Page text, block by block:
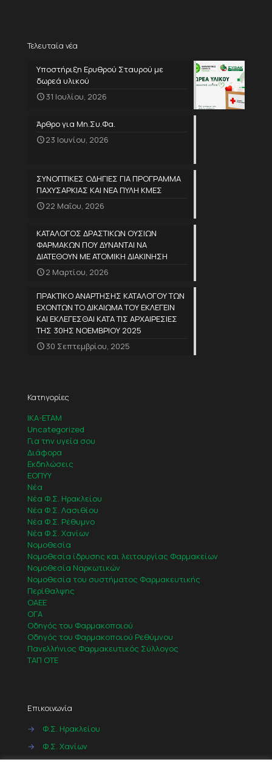
Τελευταία νέα
Υποστήριξη Ερυθρού Σταυρού με
δωρεά υλικού
31 Ιουλίου, 2026
Άρθρο για Μη.Συ.Φα.
23 Ιουνίου, 2026
ΣΥΝΟΠΤΙΚΕΣ ΟΔΗΓΙΕΣ ΓΙΑ ΠΡΟΓΡΑΜΜΑ
ΠΑΧΥΣΑΡΚΙΑΣ ΚΑΙ ΝΕΑ ΠΥΛΗ ΚΜΕΣ
22 Μαΐου, 2026
ΚΑΤΑΛΟΓΟΣ ΔΡΑΣΤΙΚΩΝ ΟΥΣΙΩΝ
ΦΑΡΜΑΚΩΝ ΠΟΥ ΔΥΝΑΝΤΑΙ ΝΑ
ΔΙΑΤΕΘΟΥΝ ΜΕ ΑΤΟΜΙΚΗ ΔΙΑΚΙΝΗΣΗ
2 Μαρτίου, 2026
ΠΡΑΚΤΙΚΟ ΑΝΑΡΤΗΣΗΣ ΚΑΤΑΛΟΓΟΥ ΤΩΝ
ΕΧΟΝΤΩΝ ΤΟ ΔΙΚΑΙΩΜΑ ΤΟΥ ΕΚΛΕΓΕΙΝ
ΚΑΙ ΕΚΛΕΓΕΣΘΑΙ ΚΑΤΑ ΤΙΣ ΑΡΧΑΙΡΕΣΙΕΣ
ΤΗΣ 30ΗΣ ΝΟΕΜΒΡΙΟΥ 2025
30 Σεπτεμβρίου, 2025
Κατηγορίες
IKA-ETAM
Uncategorized
Για την υγεία σου
Διάφορα
Εκδηλώσεις
ΕΟΠΥΥ
Νέα
Νέα Φ.Σ. Ηρακλείου
Νέα Φ.Σ. Λασιθίου
Νέα Φ.Σ. Ρέθυμνο
Νέα Φ.Σ. Χανίων
Νομοθεσία
Νομοθεσία ίδρυσης και λειτουργίας Φαρμακείων
Νομοθεσία Ναρκωτικών
Νομοθεσία του συστήματος Φαρμακευτικής
Περίθαλψης
ΟΑΕΕ
ΟΓΑ
Οδηγός του Φαρμακοποιού
Οδηγός του Φαρμακοποιού Ρεθύμνου
Πανελλήνιος Φαρμακευτικός Σύλλογος
ΤΑΠ ΟΤΕ
Επικοινωνία
→
Φ.Σ. Ηρακλείου
→
Φ.Σ. Χανίων